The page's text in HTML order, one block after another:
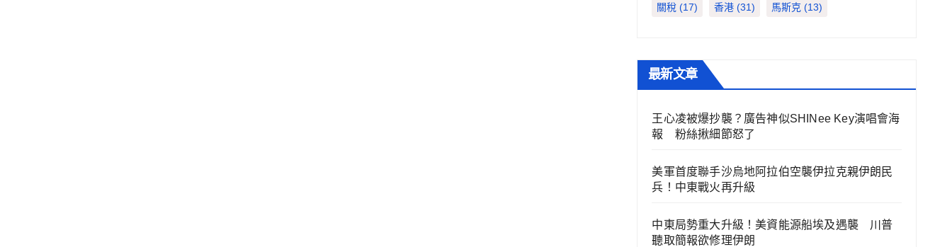
關稅 (17) 香港 (31) 馬斯克 (13)
最新文章
王心凌被爆抄襲？廣告神似SHINee Key演唱會海
報 粉絲揪細節怒了
美軍首度聯手沙烏地阿拉伯空襲伊拉克親伊朗民
兵！中東戰火再升級
中東局勢重大升級！美資能源船埃及遇襲 川普
聽取簡報欲修理伊朗